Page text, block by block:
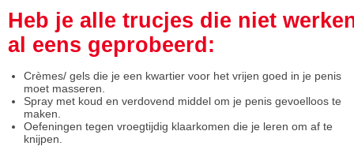
Heb je alle trucjes die niet
al eens geprobeerd:
Crèmes/ gels die je een kwartier voor het vrijen goed in je penis
moet masseren.
Spray met koud en verdovend middel om je penis gevoelloos te
maken.
Oefeningen tegen vroegtijdig klaarkomen die je leren om af te
knijpen.